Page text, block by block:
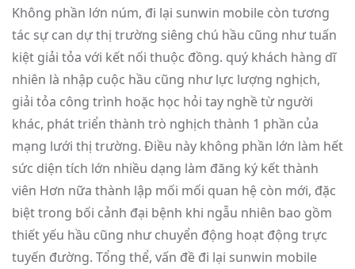
Không phần lớn núm, đi lại sunwin mobile còn tương
tác sự can dự thị trường siêng chú hầu cũng như tuấn
kiệt giải tỏa với kết nối thuộc đồng. quý khách hàng dĩ
nhiên là nhập cuộc hầu cũng như lực lượng nghịch,
giải tỏa công trình hoặc học hỏi tay nghề từ người
khác, phát triển thành trò nghịch thành 1 phần của
mạng lưới thị trường. Điều này không phần lớn làm hết
sức diện tích lớn nhiều dạng làm đăng ký kết thành
viên Hơn nữa thành lập mối mối quan hệ còn mới, đặc
biệt trong bối cảnh đại bệnh khi ngẫu nhiên bao gồm
thiết yếu hầu cũng như chuyển động hoạt động trực
tuyến đường. Tổng thể, vấn đề đi lại sunwin mobile